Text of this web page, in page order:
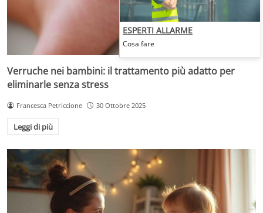
Verruche nei bambini: il trattamento più adatto per
eliminarle senza stress
Francesca Petriccione 30 Ottobre 2025
Leggi di più
ESPERTI ALLARME
Cosa fare